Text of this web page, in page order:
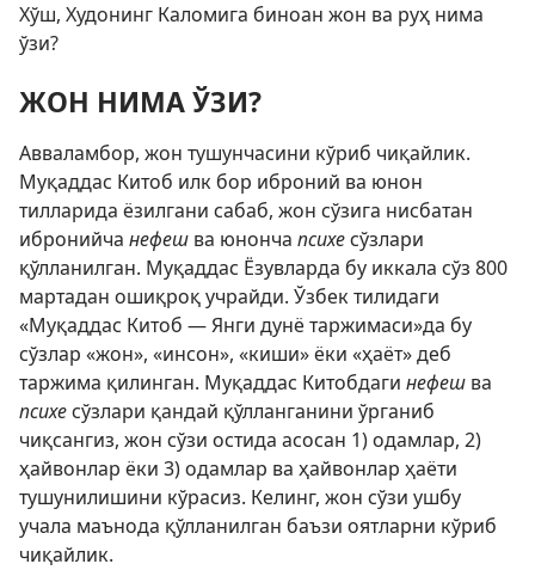
Хўш, Худонинг Каломига биноан жон ва руҳ нима
ўзи?
ЖОН НИМА ЎЗИ?
Авваламбор, жон тушунчасини кўриб чиқайлик.
Муқаддас Китоб илк бор иброний ва юнон
тилларида ёзилгани сабаб, жон сўзига нисбатан
ибронийча нефеш ва юнонча психесўзлари
қўлланилган. Муқаддас Ёзувларда бу иккала сўз 800
мартадан ошиқроқ учрайди. Ўзбек тилидаги
«Муқаддас Китоб — Янги дунё таржимаси»да бу
сўзлар «жон», «инсон», «киши» ёки «ҳаёт» деб
таржима қилинган. Муқаддас Китобдаги нефеш ва
психесўзлари қандай қўлланганини ўрганиб
чиқсангиз, жон сўзи остида асосан 1) одамлар, 2)
ҳайвонлар ёки 3) одамлар ва ҳайвонлар ҳаёти
тушунилишини кўрасиз. Келинг, жон сўзи ушбу
учала маънода қўлланилган баъзи оятларни кўриб
чиқайлик.